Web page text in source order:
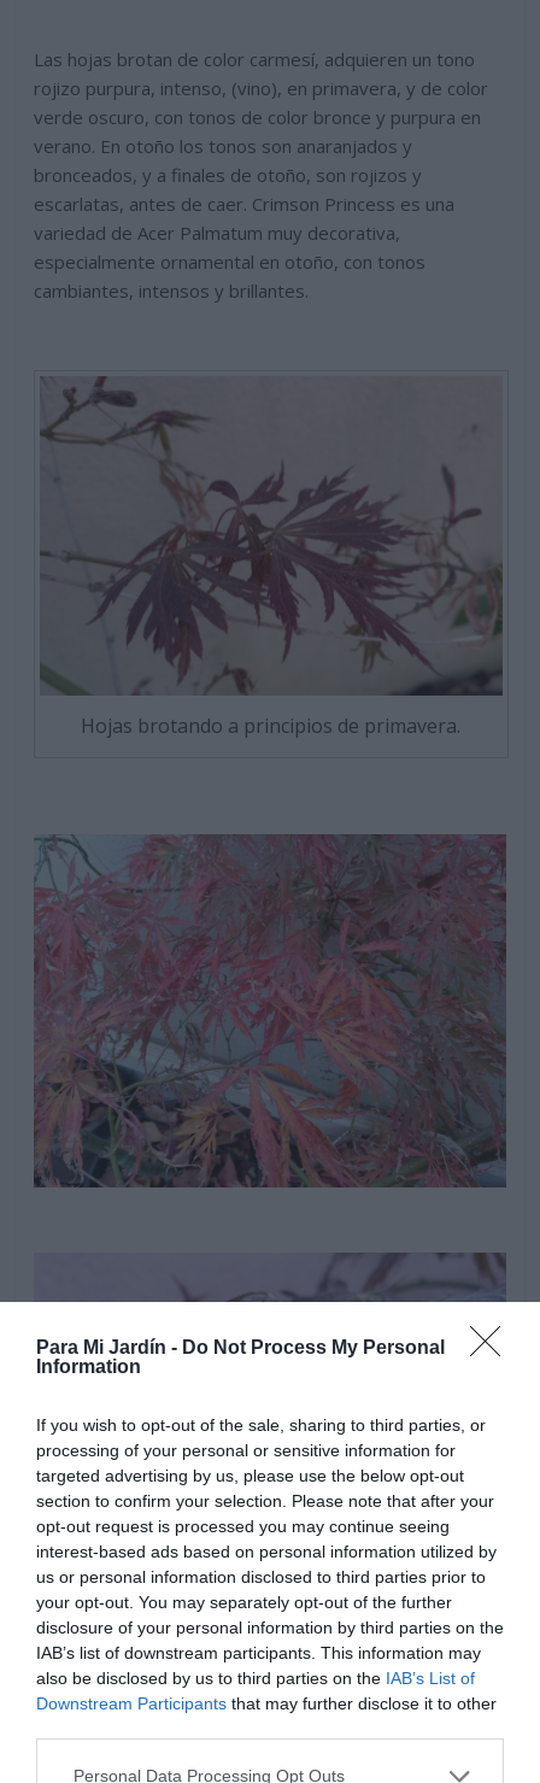
Para Mi Jardín - Do Not Process My Personal
Information
If you wish to opt-out of the sale, sharing to third parties, or
processing of your personal or sensitive information for
targeted advertising by us, please use the below opt-out
section to confirm your selection. Please note that after your
opt-out request is processed you may continue seeing
interest-based ads based on personal information utilized by
us or personal information disclosed to third parties prior to
your opt-out. You may separately opt-out of the further
disclosure of your personal information by third parties on the
IAB’s list of downstream participants. This information may
also be disclosed by us to third parties on the IAB’s List of
Downstream Participants that may further disclose it to other
Personal Data Processing Opt Outs
Las hojas brotan de color carmesí, adquieren un tono
rojizo purpura, intenso, (vino), en primavera, y de color
verde oscuro, con tonos de color bronce y purpura en
verano. En otoño los tonos son anaranjados y
bronceados, y a finales de otoño, son rojizos y
escarlatas, antes de caer. Crimson Princess es una
variedad de Acer Palmatum muy decorativa,
especialmente ornamental en otoño, con tonos
cambiantes, intensos y brillantes.
Hojas brotando a principios de primavera.
Florece a principios de primavera, al mismo tiempo que
sus hojas se van desarrollando. Las flores son pequeñas
y colgantes, de color rojo, frecuentemente son poco
visibles, crecen reunidas en grupos en los extremos de
los tallos, se transforman en pequeños frutos, que